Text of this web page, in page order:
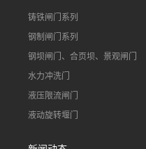
铸铁闸门系列
钢制闸门系列
钢坝闸门、合页坝、景观闸门
水力冲洗门
液压限流闸门
液动旋转堰门